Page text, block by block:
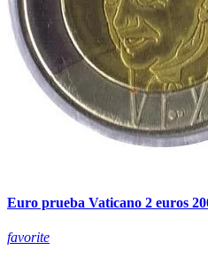
Euro prueba Vaticano 2 euros
favorite